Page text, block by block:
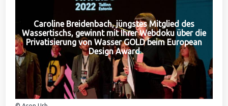
Caroline Breidenbach, jüngstes Mitglied des
Wassertischs, gewinnt mit Ihrer Webdoku über die
Privatisierung von Wasser GOLD beim European
Design Award